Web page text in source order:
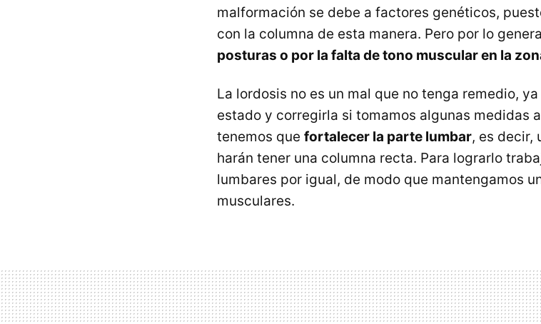
malformación se debe a factores genéticos,
con la columna de esta manera. Pero por lo
posturas o por la falta de tono muscular en la
La lordosis no es un mal que no tenga remedio,
estado y corregirla si tomamos algunas medidas
tenemos que fortalecer la parte lumbar, es decir,
harán tener una columna recta. Para lograrlo
lumbares por igual, de modo que mantengamos
musculares.